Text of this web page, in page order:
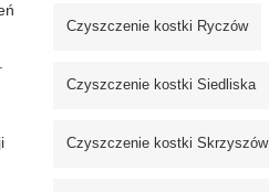
Czyszczenie kostki Ryczów
Czyszczenie kostki Siedliska
Czyszczenie kostki Skrzyszów